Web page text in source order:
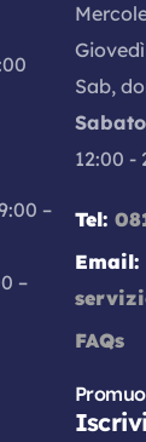
–
–
Sab,
12:00 -
Tel:
Email:
FAQs